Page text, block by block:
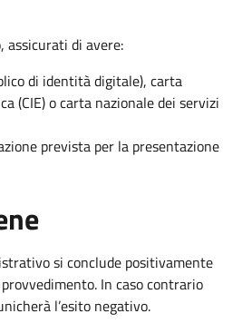
assicurati di avere:
di identità digitale), carta
(CIE) o carta nazionale dei servizi
prevista per la presentazione
si conclude positivamente
In caso contrario
l’esito negativo.